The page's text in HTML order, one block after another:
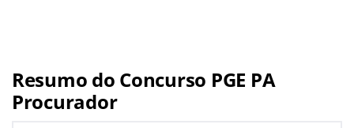
Resumo do Concurso PGE PA
Procurador